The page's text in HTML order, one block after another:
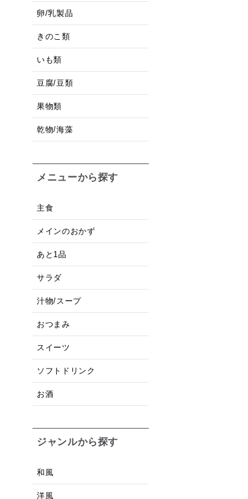
卵/乳製品
きのこ類
いも類
豆腐/豆類
果物類
乾物/海藻
メニューから探す
主食
メインのおかず
あと1品
サラダ
汁物/スープ
おつまみ
スイーツ
ソフトドリンク
お酒
ジャンルから探す
和風
洋風